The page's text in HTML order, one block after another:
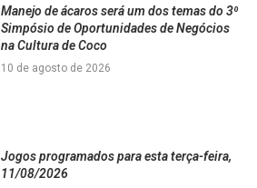
Manejo de ácaros será um dos temas do 3⁰
Simpósio de Oportunidades de Negócios
na Cultura de Coco
10 de agosto de 2026
Jogos programados para esta terça-feira,
11/08/2026